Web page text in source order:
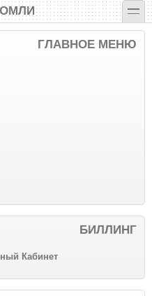
toggle
ГЛАВНОЕ МЕНЮ
БИЛЛИНГ
Кабинет